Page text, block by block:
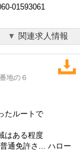
01593061
関連求人情報
地の６
たルートで
はある程度
通免許さ... ハロー